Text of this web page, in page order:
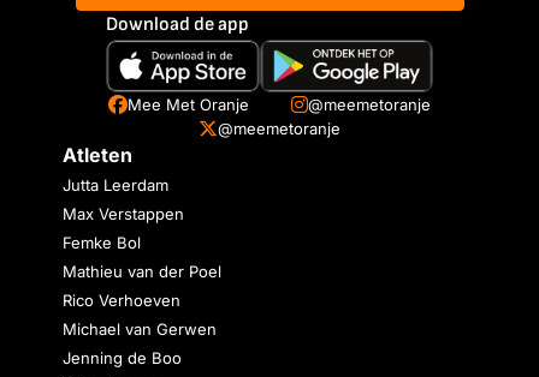
Download de app
Mee Met Oranje
@meemetoranje
@meemetoranje
Atleten
Jutta Leerdam
Max Verstappen
Femke Bol
Mathieu van der Poel
Rico Verhoeven
Michael van Gerwen
Jenning de Boo